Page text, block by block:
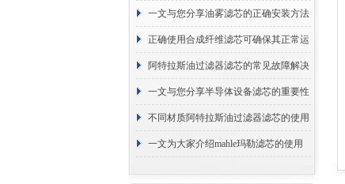
法解决
一文与您分享油雾滤芯的正确安装方法
正确使用合成纤维滤芯可确保其正常运
行
阿特拉斯油过滤器滤芯的常见故障解决
方法介绍
一文与您分享半导体设备滤芯的重要性
不同材质阿特拉斯油过滤器滤芯的使用
周期区别介绍
一文为大家介绍mahle玛勒滤芯的使用